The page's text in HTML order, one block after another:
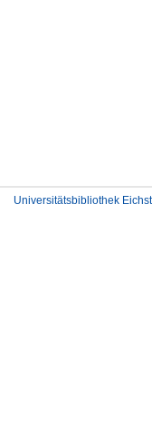
Universitätsbibliothek